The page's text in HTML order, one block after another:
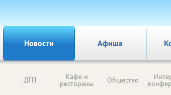
Новости Афиша
ДТП Кафе и
рестораны Общество